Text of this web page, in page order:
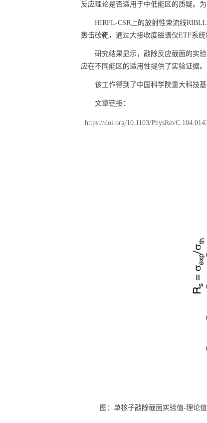
反应理论是否适用于中低能区的质疑。
HIRFL-CSR上的放射性束流线RIBLL2
轰击碳靶，通过大接收度磁谱仪ETF系统
研究结果显示，敲除反应截面的实验
应在不同能区的适用性提供了实验证据。
该工作得到了中国科学院重大科技基
文章链接：
https://doi.org/10.1103/
图 ：单核子敲除截面实验值-理论